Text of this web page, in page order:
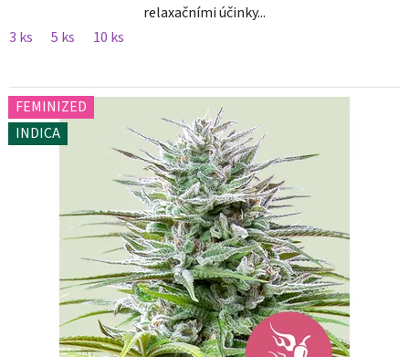
relaxačními účinky...
3 ks
5 ks 10 ks
FEMINIZED
INDICA